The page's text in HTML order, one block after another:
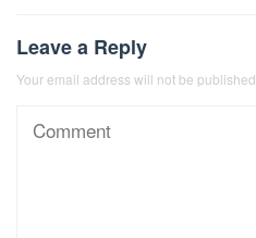
Leave a Reply
Your email address will not be published.